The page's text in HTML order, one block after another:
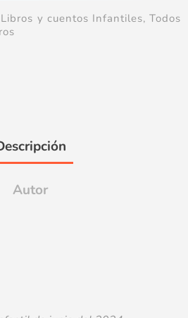
Libros y cuentos Infantiles, Todos
Autor